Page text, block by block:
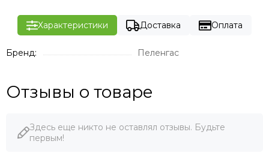
Характеристики Доставка Оплата
Бренд: Пеленгас
Отзывы о товаре
Здесь еще никто не оставлял отзывы. Будьте
первым!